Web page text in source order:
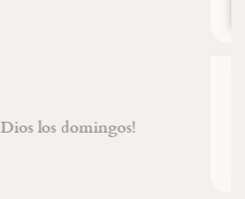
D'un corps à l'autre
Père Jean-Claude Hanus